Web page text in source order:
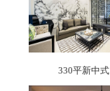
330平新中式